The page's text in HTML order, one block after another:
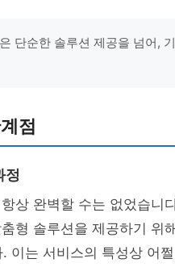
단순한 솔루션 제공을 넘어,
점
정
상 완벽할 수는 없었습니
형 솔루션을 제공하기 위
이는 서비스의 특성상 어